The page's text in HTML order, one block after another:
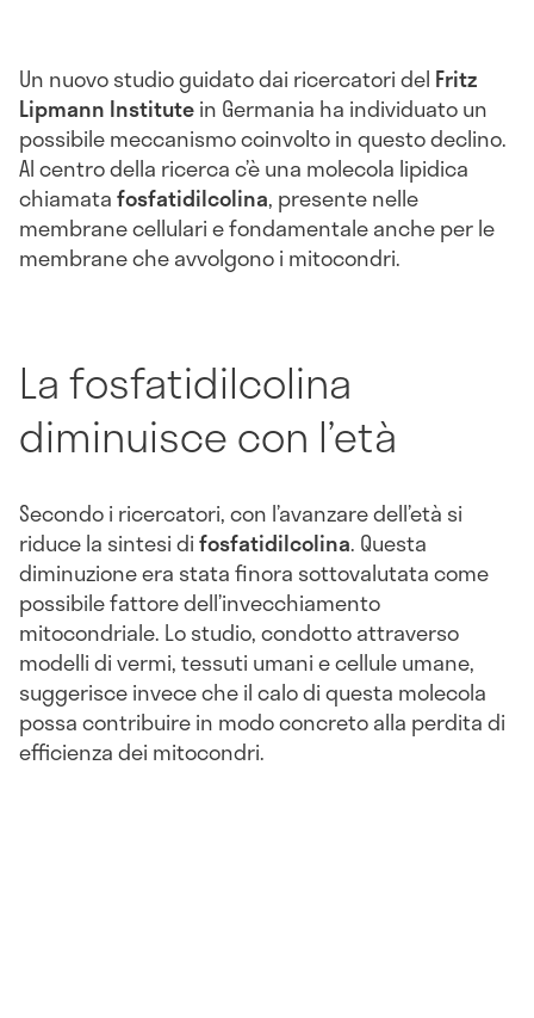
Un nuovo studio guidato dai ricercatori del Fritz
Lipmann Institutein Germania ha individuato un
possibile meccanismo coinvolto in questo declino.
Al centro della ricerca c’è una molecola lipidica
chiamatafosfatidilcolina, presente nelle
membrane cellulari e fondamentale anche per le
membrane che avvolgono i mitocondri.
La fosfatidilcolina
diminuisce con l’età
Secondo i ricercatori, con l’avanzare dell’età si
riduce la sintesi difosfatidilcolina. Questa
diminuzione era stata finora sottovalutata come
possibile fattore dell’invecchiamento
mitocondriale. Lo studio, condotto attraverso
modelli di vermi, tessuti umani e cellule umane,
suggerisce invece che il calo di questa molecola
possa contribuire in modo concreto alla perdita di
efficienza dei mitocondri.